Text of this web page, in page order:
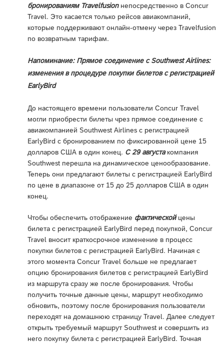
бронированиям Travelfusionнепосредственно в Concur
Travel. Это касается только рейсов авиакомпаний,
которые поддерживают онлайн-отмену через Travelfusion
по возвратным тарифам.
Напоминание: Прямое соединение с Southwest Airlines:
изменения в процедуре покупки билетов с регистрацией
EarlyBird
До настоящего времени пользователи Concur Travel
могли приобрести билеты чрез прямое соединение с
авиакомпанией Southwest Airlines с регистрацией
EarlyBird с бронированием по фиксированной цене 15
долларов США в один конец. С 29 августакомпания
Southwest перешла на динамическое ценообразование.
Теперь они предлагают билеты с регистрацией EarlyBird
по цене в диапазоне от 15 до 25 долларов США в один
конец.
Чтобы обеспечить отображение фактическойцены
билета с регистрацией EarlyBird перед покупкой, Concur
Travel вносит краткосрочное изменение в процесс
покупки билетов с регистрацией EarlyBird. Начиная с
этого момента Concur Travel больше не предлагает
опцию бронирования билетов с регистрацией EarlyBird
из маршрута сразу же после бронирования. Чтобы
получить точные данные цены, маршрут необходимо
обновить, поэтому после бронирования пользователи
переходят на домашнюю страницу Travel. Далее следует
открыть требуемый маршрут Southwest и совершить из
него покупку билета с регистрацией EarlyBird. Точная